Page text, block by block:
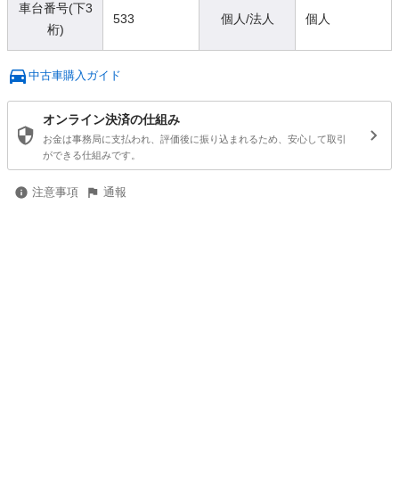
車台番号(下3
桁)
533 個人/法人 個人
中古車購入ガイド
オンライン決済の仕組み
お金は事務局に支払われ、評価後に振り込まれるため、安心して取引
ができる仕組みです。
注意事項 通報